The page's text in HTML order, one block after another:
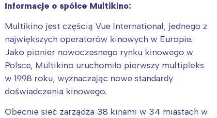
Informacje o spółce Multikino:
Multikino jest częścią Vue International, jednego z
największych operatorów kinowych w Europie.
Jako pionier nowoczesnego rynku kinowego w
Polsce, Multikino uruchomiło pierwszy multipleks
w 1998 roku, wyznaczając nowe standardy
doświadczenia kinowego.
Obecnie sieć zarządza 38 kinami w 34 miastach w